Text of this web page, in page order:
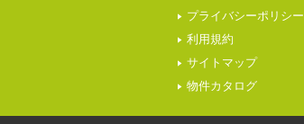
プライバシーポリシー
利用規約
サイトマップ
物件カタログ